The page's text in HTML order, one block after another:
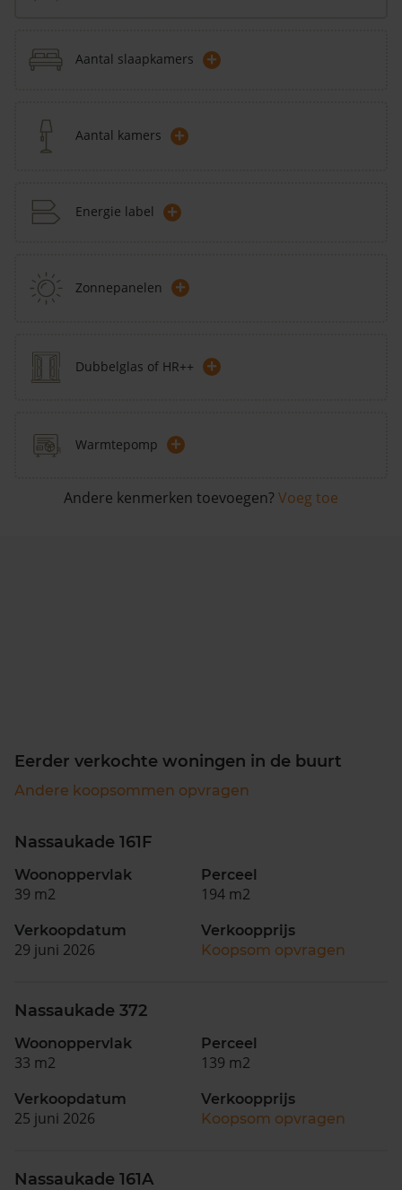
Aantal slaapkamers +
Aantal kamers +
Energie label +
Zonnepanelen +
Dubbelglas of HR++ +
Warmtepomp +
Andere kenmerken toevoegen? Voeg toe
Eerder verkochte woningen in de buurt
Andere koopsommen opvragen
Nassaukade 161F
Woonoppervlak
39 m2
Perceel
194 m2
Verkoopdatum
29 juni 2026
Verkoopprijs
Koopsom opvragen
Nassaukade 372
Woonoppervlak
33 m2
Perceel
139 m2
Verkoopdatum
25 juni 2026
Verkoopprijs
Koopsom opvragen
Nassaukade 161A